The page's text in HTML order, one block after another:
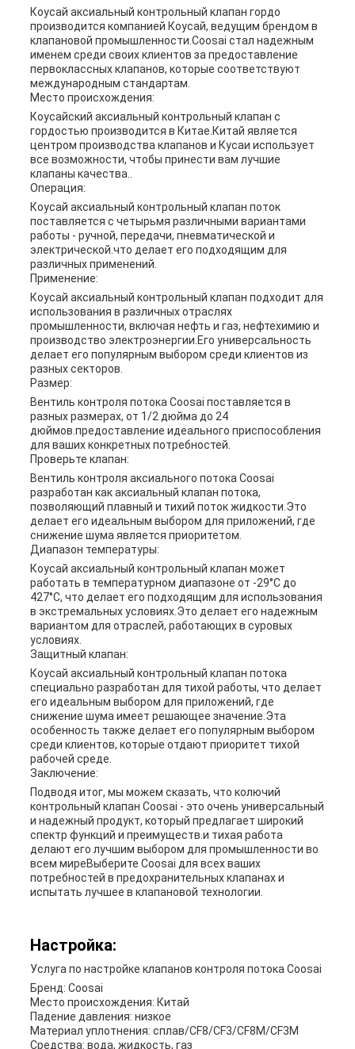
Коусай аксиальный контрольный клапан гордо
производится компанией Коусай, ведущим брендом в
клапановой промышленности.Coosai стал надежным
именем среди своих клиентов за предоставление
первоклассных клапанов, которые соответствуют
международным стандартам.
Место происхождения:
Коусайский аксиальный контрольный клапан с
гордостью производится в Китае.Китай является
центром производства клапанов и Кусаи использует
все возможности, чтобы принести вам лучшие
клапаны качества..
Операция:
Коусай аксиальный контрольный клапан поток
поставляется с четырьмя различными вариантами
работы - ручной, передачи, пневматической и
электрической.что делает его подходящим для
различных применений.
Применение:
Коусай аксиальный контрольный клапан подходит для
использования в различных отраслях
промышленности, включая нефть и газ, нефтехимию и
производство электроэнергии.Его универсальность
делает его популярным выбором среди клиентов из
разных секторов.
Размер:
Вентиль контроля потока Coosai поставляется в
разных размерах, от 1/2 дюйма до 24
дюймов.предоставление идеального приспособления
для ваших конкретных потребностей.
Проверьте клапан:
Вентиль контроля аксиального потока Coosai
разработан как аксиальный клапан потока,
позволяющий плавный и тихий поток жидкости.Это
делает его идеальным выбором для приложений, где
снижение шума является приоритетом.
Диапазон температуры:
Коусай аксиальный контрольный клапан может
работать в температурном диапазоне от -29°C до
427°C, что делает его подходящим для использования
в экстремальных условиях.Это делает его надежным
вариантом для отраслей, работающих в суровых
условиях.
Защитный клапан:
Коусай аксиальный контрольный клапан потока
специально разработан для тихой работы, что делает
его идеальным выбором для приложений, где
снижение шума имеет решающее значение.Эта
особенность также делает его популярным выбором
среди клиентов, которые отдают приоритет тихой
рабочей среде.
Заключение:
Подводя итог, мы можем сказать, что колючий
контрольный клапан Coosai - это очень универсальный
и надежный продукт, который предлагает широкий
спектр функций и преимуществ.и тихая работа
делают его лучшим выбором для промышленности во
всем миреВыберите Coosai для всех ваших
потребностей в предохранительных клапанах и
испытать лучшее в клапановой технологии.
Настройка:
Услуга по настройке клапанов контроля потока Coosai
Бренд: Coosai
Место происхождения: Китай
Падение давления: низкое
Материал уплотнения: сплав/CF8/CF3/CF8M/CF3M
Средства: вода, жидкость, газ